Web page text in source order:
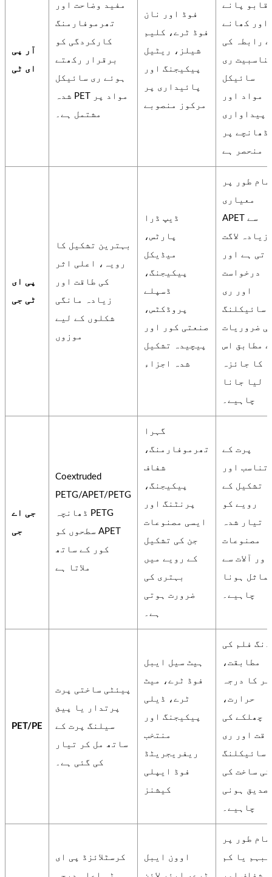
آر پی
ای ٹی
مفید وضاحت اور
تھرموفارمنگ
کارکردگی کو
برقرار رکھتے
ہوئے ری سائیکل
شدہ PET مواد پر
مشتمل ہے۔
فوڈ اور نان
فوڈ ٹرے، کلیم
شیلز، ریٹیل
پیکیجنگ اور
پائیداری پر
مرکوز منصوبے
قابو پانے
اور کھانے
رابطہ کی
ری
سائیکل
مواد اور
پیداواری
ڈھانچے پر
منحصر ہے
پی ای
ٹی جی
بہترین تشکیل کا
رویہ، اعلی اثر
کی طاقت اور
زیادہ مانگی
شکلوں کے لیے
موزوں
ڈیپ ڈرا
پارٹس،
میڈیکل
پیکیجنگ،
ڈسپلے
پروڈکٹس،
صنعتی کور اور
پیچیدہ تشکیل
شدہ اجزاء
عام طور پر
معیاری
APET سے
زیادہ لاگت
آتی ہے اور
درخواست
اور ری
سائیکلنگ
ضروریات
مطابق اس
کا جائزہ
لیا جانا
چاہیے۔
جی اے
جی
Coextruded
PETG/APET/PETG
ڈھانچہ PETG
سطحوں کو APET
کور کے ساتھ
ملاتا ہے
گہرا
تھرموفارمنگ،
شفاف
پیکیجنگ،
پرنٹنگ اور
ایسی مصنوعات
جن کی تشکیل
کے رویے میں
بہتری کی
ضرورت ہوتی
ہے۔
پرت کے
تناسب اور
تشکیل کے
رویے کو
تیار شدہ
مصنوعات
اور آلات سے
ہونا
چاہیے۔
PET/PE
پیئٹی ساختی پرت
پرتدار یا پیئ
سیلنگ پرت کے
ساتھ مل کر تیار
کی گئی ہے۔
ہیٹ سیل ایبل
فوڈ ٹرے، میٹ
ٹرے، ڈیلی
پیکیجنگ اور
منتخب
ریفریجریٹڈ
فوڈ ایپلی
کیشنز
فلم کی
مطابقت،
کا درجہ
حرارت،
چھلکے کی
اور ری
سائیکلنگ
کی ساخت کی
ہونی
چاہیے۔
کرسٹلائزڈ پی ای
اوون ایبل
عام طور پر
مبہم یا کم